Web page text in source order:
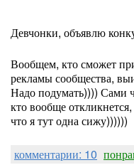
Девчонки, объявлю
Вообщем, кто сможет
рекламы сообщества,
Надо подумать)))) Сами
кто вообще
что я тут одна сижу))))))
комментарии: 10